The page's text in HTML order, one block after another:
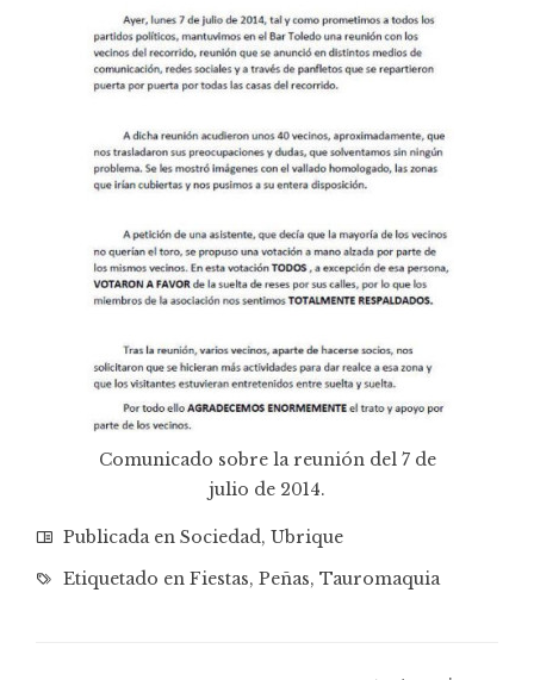
Comunicado sobre la reunión del 7 de
julio de 2014.
Publicada en Sociedad, Ubrique
Etiquetado en Fiestas, Peñas, Tauromaquia